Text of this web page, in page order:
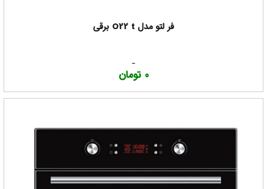
فر لتو مدل O22 t برقی
0 تومان